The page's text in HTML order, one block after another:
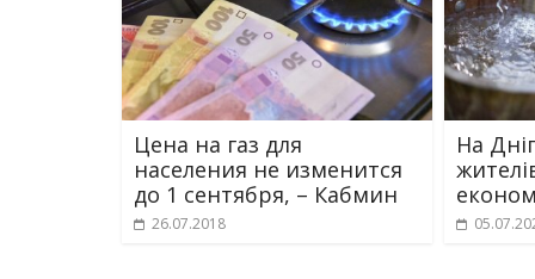
Цена на газ для
населения не изменится
до 1 сентября, – Кабмин
26.07.2018
На